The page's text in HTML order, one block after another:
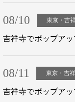
08/10 東京・吉
吉祥寺でポップアッ
08/11 東京・吉
吉祥寺でポップアッ